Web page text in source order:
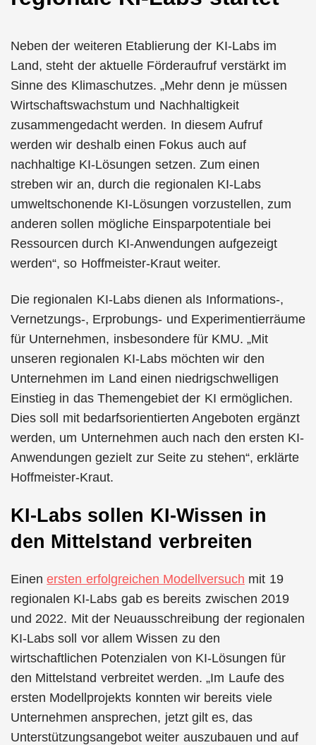
Neben der weiteren Etablierung der KI-Labs im
Land, steht der aktuelle Förderaufruf verstärkt im
Sinne des Klimaschutzes. „Mehr denn je müssen
Wirtschaftswachstum und Nachhaltigkeit
zusammengedacht werden. In diesem Aufruf
werden wir deshalb einen Fokus auch auf
nachhaltige KI-Lösungen setzen. Zum einen
streben wir an, durch die regionalen KI-Labs
umweltschonende KI-Lösungen vorzustellen, zum
anderen sollen mögliche Einsparpotentiale bei
Ressourcen durch KI-Anwendungen aufgezeigt
werden“, so Hoffmeister-Kraut weiter.
Die regionalen KI-Labs dienen als Informations-,
Vernetzungs-, Erprobungs- und Experimentierräume
für Unternehmen, insbesondere für KMU. „Mit
unseren regionalen KI-Labs möchten wir den
Unternehmen im Land einen niedrigschwelligen
Einstieg in das Themengebiet der KI ermöglichen.
Dies soll mit bedarfsorientierten Angeboten ergänzt
werden, um Unternehmen auch nach den ersten KI-
Anwendungen gezielt zur Seite zu stehen“, erklärte
Hoffmeister-Kraut.
KI-Labs sollen KI-Wissen in
den Mittelstand verbreiten
Einenersten erfolgreichen Modellversuch mit 19
regionalen KI-Labs gab es bereits zwischen 2019
und 2022. Mit der Neuausschreibung der regionalen
KI-Labs soll vor allem Wissen zu den
wirtschaftlichen Potenzialen von KI-Lösungen für
den Mittelstand verbreitet werden. „Im Laufe des
ersten Modellprojekts konnten wir bereits viele
Unternehmen ansprechen, jetzt gilt es, das
Unterstützungsangebot weiter auszubauen und auf